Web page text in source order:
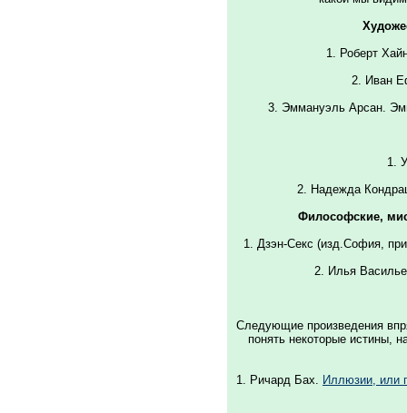
1. Роберт
2. Иван
3. Эммануэль Арсан.
1.
2. Hадежда
Философские,
1. Дзэн-Секс (изд.София,
2. Илья
Следующие произведения
понять некоторые истины,
1. Ричард Бах. Иллюзии, или